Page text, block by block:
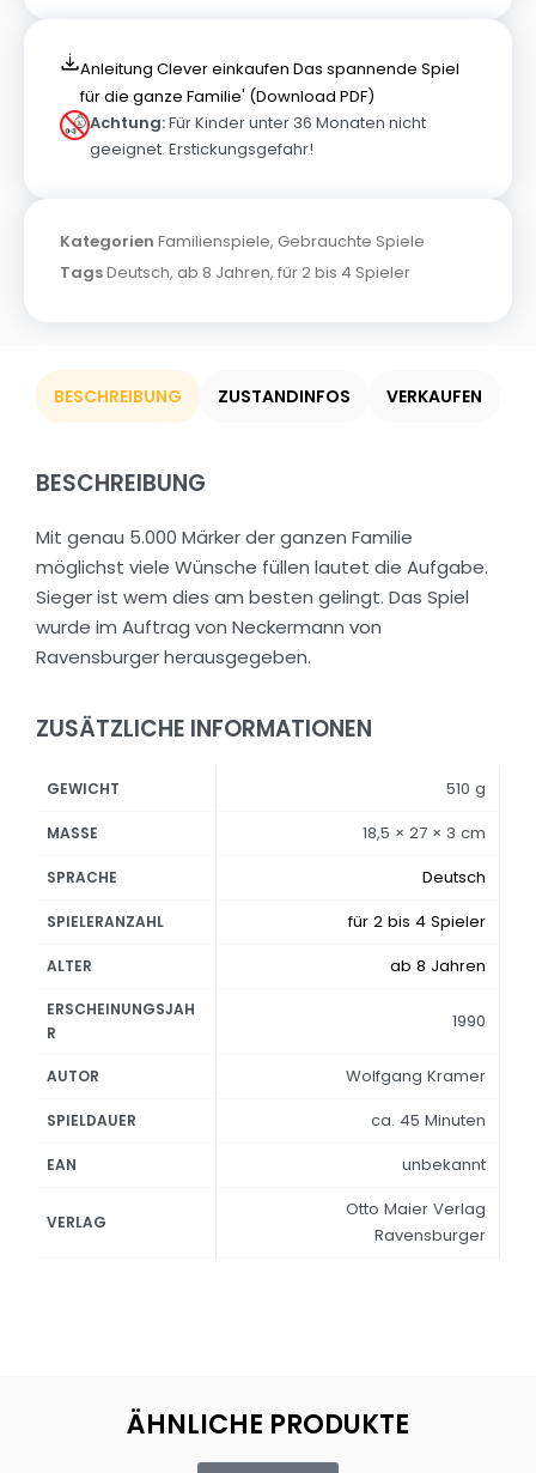
Anleitung Clever einkaufen Das spannende Spiel
für die ganze Familie' (Download PDF)
Achtung:Für Kinder unter 36 Monaten nicht
geeignet. Erstickungsgefahr!
Kategorien Familienspiele, Gebrauchte Spiele
TagsDeutsch, ab 8 Jahren, für 2 bis 4 Spieler
BESCHREIBUNG ZUSTANDINFOS VERKAUFEN
BESCHREIBUNG
Mit genau 5.000 Märker der ganzen Familie
möglichst viele Wünsche füllen lautet die Aufgabe.
Sieger ist wem dies am besten gelingt. Das Spiel
wurde im Auftrag von Neckermann von
Ravensburger herausgegeben.
ZUSÄTZLICHE INFORMATIONEN
GEWICHT 510 g
MASSE 18,5 × 27 × 3 cm
SPRACHE Deutsch
SPIELERANZAHL für 2 bis 4 Spieler
ALTER ab 8 Jahren
ERSCHEINUNGSJAH
R
1990
AUTOR Wolfgang Kramer
SPIELDAUER ca. 45 Minuten
EAN unbekannt
VERLAG
Otto Maier Verlag
Ravensburger
ÄHNLICHE PRODUKTE